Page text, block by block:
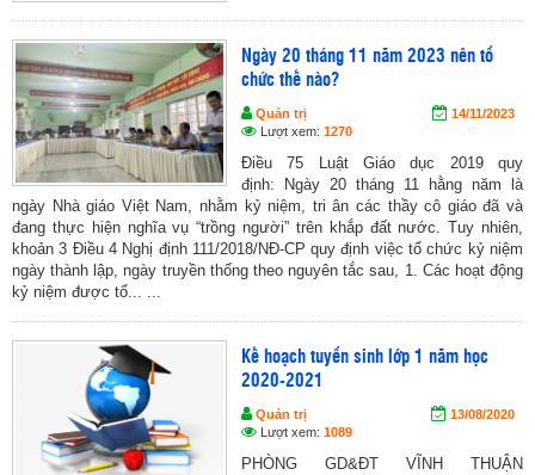
Ngày 20 tháng 11 năm 2023 nên tổ
chức thế nào?
Quản trị
14/11/2023
Lượt xem: 1270
Điều 75 Luật Giáo dục 2019 quy
định: Ngày 20 tháng 11 hằng năm là
ngày Nhà giáo Việt Nam, nhằm kỷ niệm, tri ân các thầy cô giáo đã và
đang thực hiện nghĩa vụ “trồng người” trên khắp đất nước. Tuy nhiên,
khoản 3 Điều 4 Nghị định 111/2018/NĐ-CP quy định việc tổ chức kỷ niệm
ngày thành lập, ngày truyền thống theo nguyên tắc sau, 1. Các hoạt động
kỷ niệm được tổ... ...
Kế hoạch tuyển sinh lớp 1 năm học
2020-2021
Quản trị
13/08/2020
Lượt xem: 1089
PHÒNG GD&ĐT VĨNH THUẬN